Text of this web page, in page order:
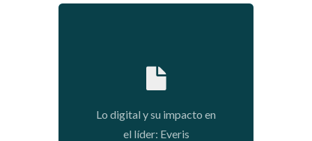
Lo digital y su impacto en
el líder: Everis